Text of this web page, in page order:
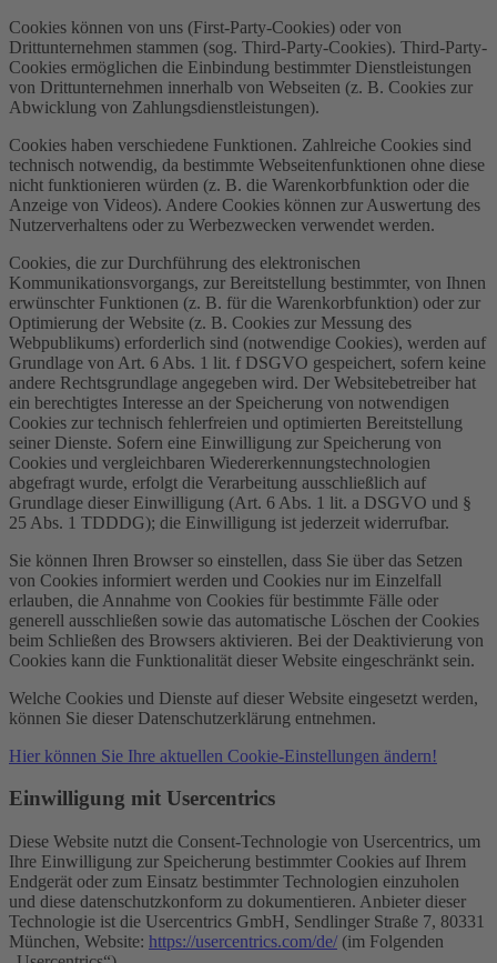
Cookies können von uns (First-Party-Cookies) oder von
Drittunternehmen stammen (sog. Third-Party-Cookies). Third-Party-
Cookies ermöglichen die Einbindung bestimmter Dienstleistungen
von Drittunternehmen innerhalb von Webseiten (z. B. Cookies zur
Abwicklung von Zahlungsdienstleistungen).
Cookies haben verschiedene Funktionen. Zahlreiche Cookies sind
technisch notwendig, da bestimmte Webseitenfunktionen ohne diese
nicht funktionieren würden (z. B. die Warenkorbfunktion oder die
Anzeige von Videos). Andere Cookies können zur Auswertung des
Nutzerverhaltens oder zu Werbezwecken verwendet werden.
Cookies, die zur Durchführung des elektronischen
Kommunikationsvorgangs, zur Bereitstellung bestimmter, von Ihnen
erwünschter Funktionen (z. B. für die Warenkorbfunktion) oder zur
Optimierung der Website (z. B. Cookies zur Messung des
Webpublikums) erforderlich sind (notwendige Cookies), werden auf
Grundlage von Art. 6 Abs. 1 lit. f DSGVO gespeichert, sofern keine
andere Rechtsgrundlage angegeben wird. Der Websitebetreiber hat
ein berechtigtes Interesse an der Speicherung von notwendigen
Cookies zur technisch fehlerfreien und optimierten Bereitstellung
seiner Dienste. Sofern eine Einwilligung zur Speicherung von
Cookies und vergleichbaren Wiedererkennungstechnologien
abgefragt wurde, erfolgt die Verarbeitung ausschließlich auf
Grundlage dieser Einwilligung (Art. 6 Abs. 1 lit. a DSGVO und §
25 Abs. 1 TDDDG); die Einwilligung ist jederzeit widerrufbar.
Sie können Ihren Browser so einstellen, dass Sie über das Setzen
von Cookies informiert werden und Cookies nur im Einzelfall
erlauben, die Annahme von Cookies für bestimmte Fälle oder
generell ausschließen sowie das automatische Löschen der Cookies
beim Schließen des Browsers aktivieren. Bei der Deaktivierung von
Cookies kann die Funktionalität dieser Website eingeschränkt sein.
Welche Cookies und Dienste auf dieser Website eingesetzt werden,
können Sie dieser Datenschutzerklärung entnehmen.
Hier können Sie Ihre aktuellen Cookie-Einstellungen ändern!
Einwilligung mit Usercentrics
Diese Website nutzt die Consent-Technologie von Usercentrics, um
Ihre Einwilligung zur Speicherung bestimmter Cookies auf Ihrem
Endgerät oder zum Einsatz bestimmter Technologien einzuholen
und diese datenschutzkonform zu dokumentieren. Anbieter dieser
Technologie ist die Usercentrics GmbH, Sendlinger Straße 7, 80331
München, Website: https://usercentrics.com/de/ (im Folgenden